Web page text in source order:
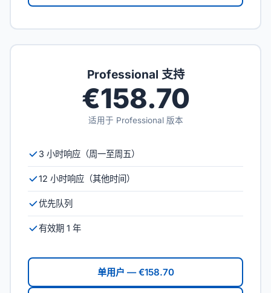
Professional 支持
€158.70
适用于 Professional 版本
3 小时响应（周一至周五）
12 小时响应（其他时间）
优先队列
有效期 1 年
单用户 — €158.70